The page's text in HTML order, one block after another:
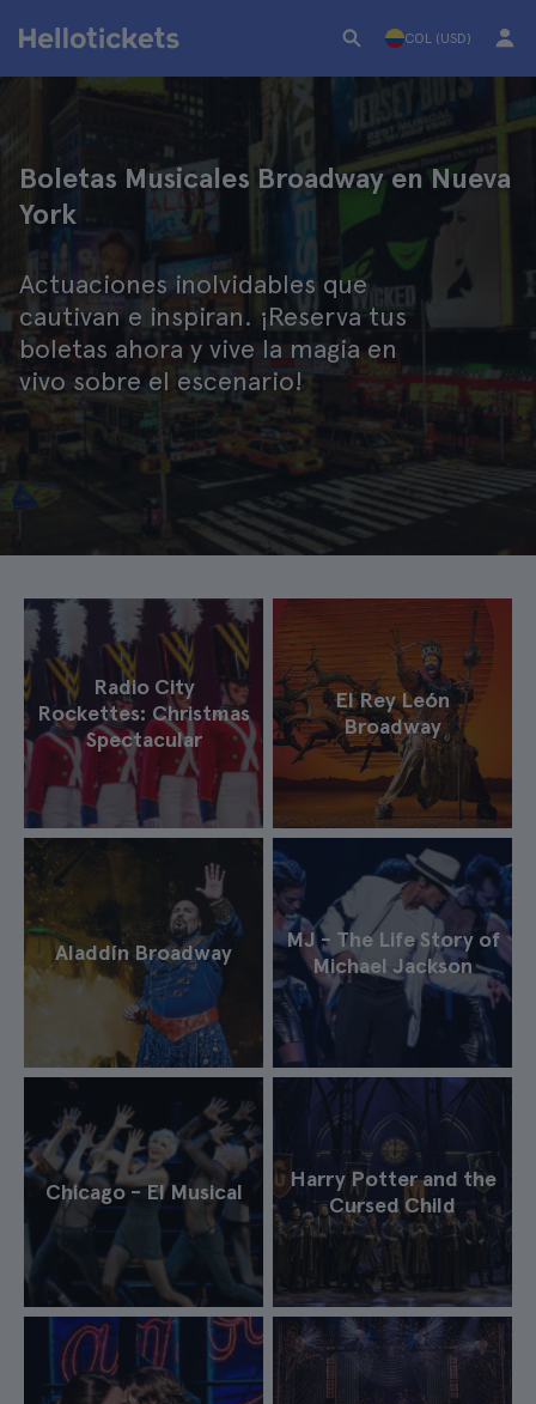
COL (USD)
Boletas Musicales Broadway en Nueva
York
Actuaciones inolvidables que
cautivan e inspiran. ¡Reserva tus
boletas ahora y vive la magia en
vivo sobre el escenario!
Radio City
Rockettes: Christmas
Spectacular
El Rey León
Broadway
Aladdín Broadway
MJ - The Life Story of
Michael Jackson
Chicago - El Musical
Harry Potter and the
Cursed Child